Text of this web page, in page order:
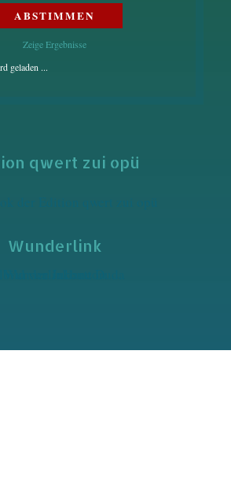
Zeige Ergebnisse
geladen ...
qwert zui opü
Wunderlink